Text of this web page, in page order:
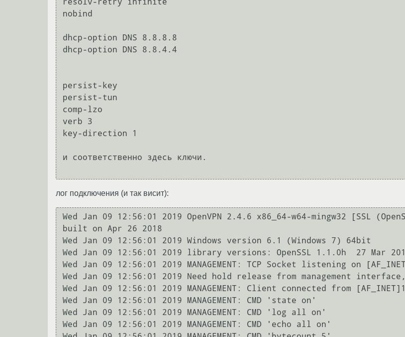
resolv-retry infinite
nobind
dhcp-option DNS 8.8.8.8
dhcp-option DNS 8.8.4.4
persist-key
persist-tun
comp-lzo
verb 3
key-direction 1
и соответственно здесь ключи.
лог подключения (и так висит):
Wed Jan 09 12:56:01 2019 OpenVPN 2.4.6 x86_64-w64-mingw32 [SSL
built on Apr 26 2018
Wed Jan 09 12:56:01 2019 Windows version 6.1 (Windows 7) 64bit
Wed Jan 09 12:56:01 2019 library versions: OpenSSL 1.1.0h  27 Mar
Wed Jan 09 12:56:01 2019 MANAGEMENT: TCP Socket listening on
Wed Jan 09 12:56:01 2019 Need hold release from management
Wed Jan 09 12:56:01 2019 MANAGEMENT: Client connected from
Wed Jan 09 12:56:01 2019 MANAGEMENT: CMD 'state on'
Wed Jan 09 12:56:01 2019 MANAGEMENT: CMD 'log all on'
Wed Jan 09 12:56:01 2019 MANAGEMENT: CMD 'echo all on'